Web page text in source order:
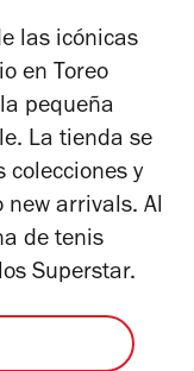
las icónicas
en Toreo
pequeña
La tienda se
y
new arrivals. Al
de tenis
Superstar.